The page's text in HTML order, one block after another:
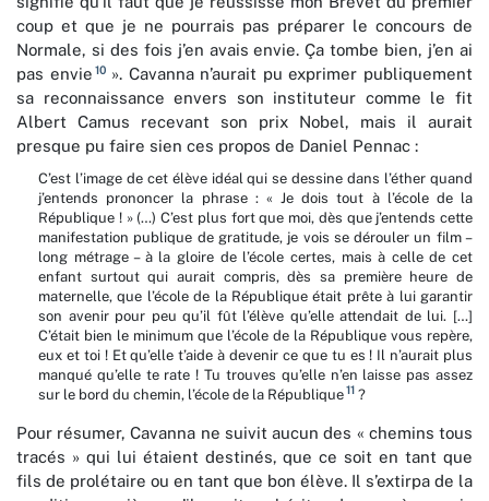
coup et que je ne pourrais pas préparer le concours de
Normale, si des fois j’en avais envie. Ça tombe bien, j’en ai
pas envie 10». Cavanna n’aurait pu exprimer publiquement
sa reconnaissance envers son instituteur comme le fit
Albert Camus recevant son prix Nobel, mais il aurait
presque pu faire sien ces propos de Daniel Pennac :
C’est l’image de cet élève idéal qui se dessine dans l’éther quand
j’entends prononcer la phrase : « Je dois tout à l’école de la
République ! » (…) C’est plus fort que moi, dès que j’entends cette
manifestation publique de gratitude, je vois se dérouler un film –
long métrage – à la gloire de l’école certes, mais à celle de cet
enfant surtout qui aurait compris, dès sa première heure de
maternelle, que l’école de la République était prête à lui garantir
son avenir pour peu qu’il fût l’élève qu’elle attendait de lui. […]
C’était bien le minimum que l’école de la République vous repère,
eux et toi ! Et qu’elle t’aide à devenir ce que tu es ! Il n’aurait plus
manqué qu’elle te rate ! Tu trouves qu’elle n’en laisse pas assez
sur le bord du chemin, l’école de la République11 ?
Pour résumer, Cavanna ne suivit aucun des « chemins tous
tracés » qui lui étaient destinés, que ce soit en tant que
fils de prolétaire ou en tant que bon élève. Il s’extirpa de la